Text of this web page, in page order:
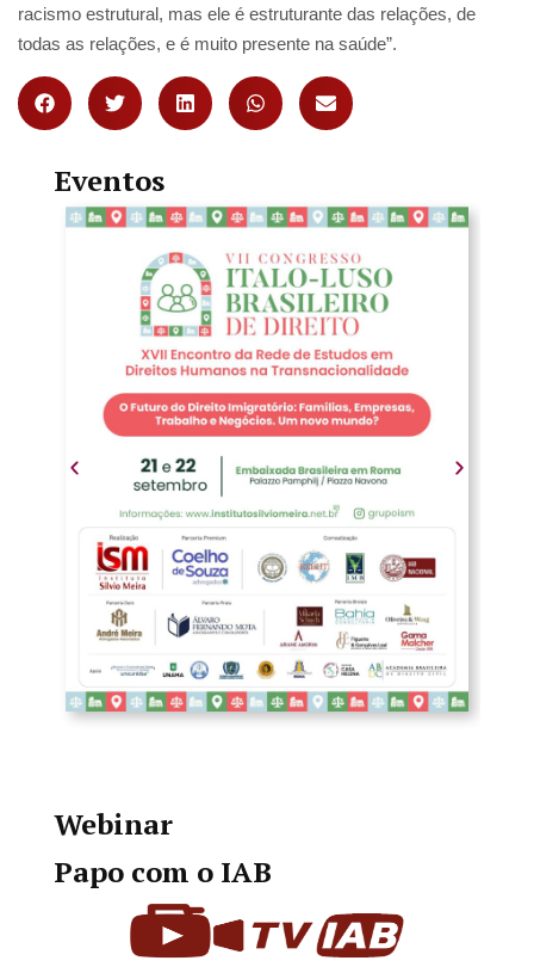
racismo estrutural, mas ele é estruturante das relações, de
todas as relações, e é muito presente na saúde”.
Eventos
Webinar
Papo com o IAB